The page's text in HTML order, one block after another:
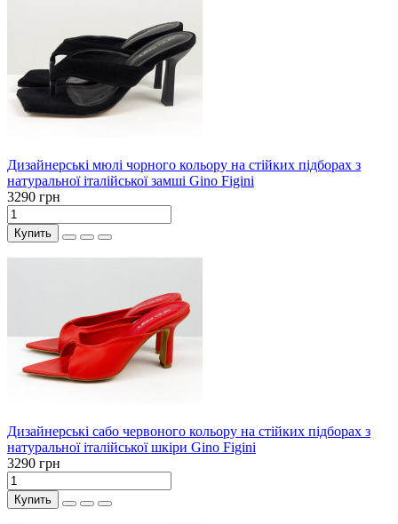
Дизайнерські мюлі чорного кольору на стійких підборах з
натуральної італійської замші Gino Figini
3290 грн
Купить
Дизайнерські сабо червоного кольору на стійких підборах з
натуральної італійської шкіри Gino Figini
3290 грн
Купить